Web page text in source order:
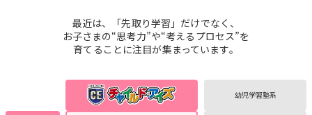
最近は、「先取り学習」だけでなく、
お子さまの“思考力”や“考えるプロセス”を
育てることに注目が集まっています。
幼児学習塾系